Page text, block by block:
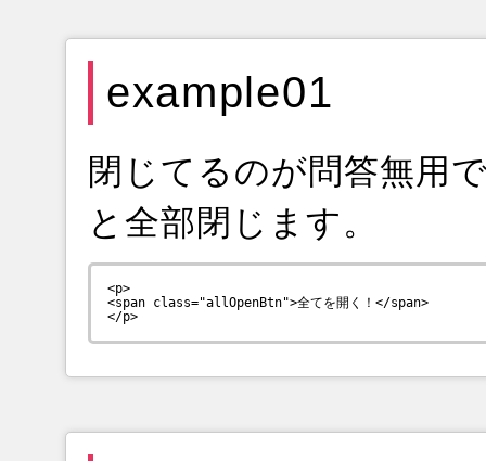
example01
閉じてるのが問答無用
と全部閉じます。
<p>
<span class="allOpenBtn">全てを開く！</span>